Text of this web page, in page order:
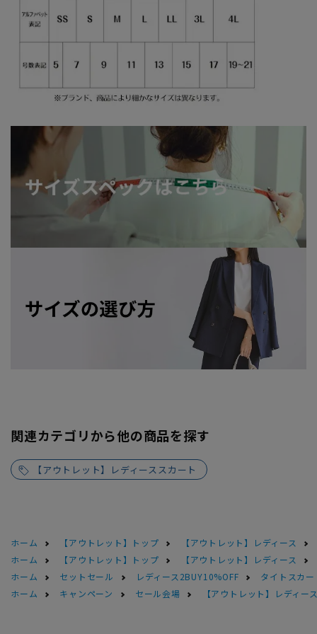
関連カテゴリから他の商品を探す
【アウトレット】レディーススカート
ホーム 【アウトレット】トップ
【アウトレット】レディース
ホーム
【アウトレット】トップ
【アウトレット】レディース
ホーム
セットセール レディース2BUY10%OFF
タイトスカ
ホーム
キャンペーン セール会場 【アウトレット】レディー